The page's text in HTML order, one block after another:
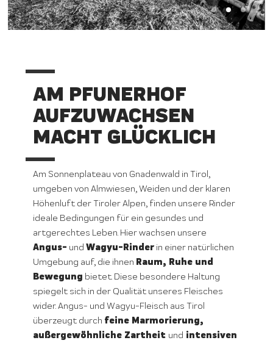
AM PFUNERHOF
AUFZUWACHSEN
MACHT GLÜCKLICH
Am Sonnenplateau von Gnadenwald in Tirol,
umgeben von Almwiesen, Weiden und der klaren
Höhenluft der Tiroler Alpen, finden unsere Rinder
ideale Bedingungen für ein gesundes und
artgerechtes Leben. Hier wachsen unsere
Angus- und Wagyu-Rinderin einer natürlichen
Umgebung auf, die ihnen Raum, Ruhe und
Bewegung bietet. Diese besondere Haltung
spiegelt sich in der Qualität unseres Fleisches
wider. Angus- und Wagyu-Fleisch aus Tirol
überzeugt durch feine Marmorierung,
außergewöhnliche Zartheit und intensiven